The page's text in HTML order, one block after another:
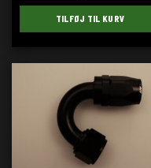
TILFØJ TIL KURV